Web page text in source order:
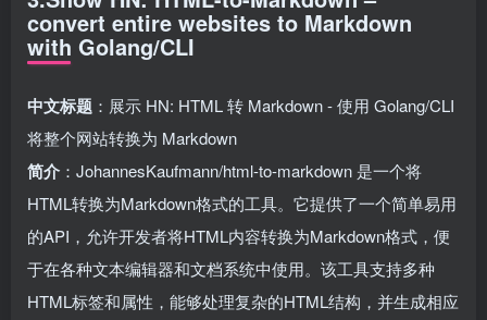
convert entire websites to Markdown
with Golang/CLI
中文标题 ：展示 HN: HTML 转 Markdown - 使用 Golang/CLI
将整个网站转换为 Markdown
简介 ：JohannesKaufmann/html-to-markdown 是一个将
HTML转换为Markdown格式的工具。它提供了一个简单易用
的API，允许开发者将HTML内容转换为Markdown格式，便
于在各种文本编辑器和文档系统中使用。该工具支持多种
HTML标签和属性，能够处理复杂的HTML结构，并生成相应